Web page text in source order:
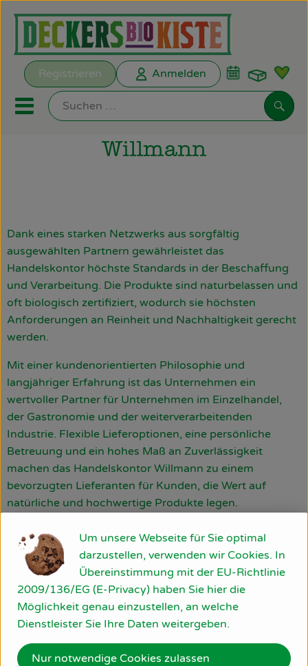
Registrieren Anmelden
Mobiles Menu öffnen oder
ANGEBOTE
EMPFEHLUNGEN
Biokisten
Obst & Gemüse
Bäckerei
Kühltheke
Tiefkühlprodukte
Naturwaren
Getränke
Drogerie
Firmenkunden
Schulen & Kitas
So geht’s
Willmann
Dank eines starken Netzwerks aus sorgfältig
ausgewählten Partnern gewährleistet das
Handelskontor höchste Standards in der Beschaffung
und Verarbeitung. Die Produkte sind naturbelassen und
oft biologisch zertifiziert, wodurch sie höchsten
Anforderungen an Reinheit und Nachhaltigkeit gerecht
werden.
Mit einer kundenorientierten Philosophie und
langjähriger Erfahrung ist das Unternehmen ein
wertvoller Partner für Unternehmen im Einzelhandel,
der Gastronomie und der weiterverarbeitenden
Industrie. Flexible Lieferoptionen, eine persönliche
Betreuung und ein hohes Maß an Zuverlässigkeit
machen das Handelskontor Willmann zu einem
bevorzugten Lieferanten für Kunden, die Wert auf
natürliche und hochwertige Produkte legen.
Du hast eine Frage? Wir helfen gerne:
Am Bollgraben 11
76534 Baden-Baden
07223/806 22 30
info@deckersbiokiste.de
Um unsere Webseite für Sie optimal
darzustellen, verwenden wir Cookies. In
Übereinstimmung mit der EU-Richtlinie
2009/136/EG (E-Privacy) haben Sie hier die
Möglichkeit genau einzustellen, an welche
Dienstleister Sie Ihre Daten weitergeben.
Nur notwendige Cookies zulassen